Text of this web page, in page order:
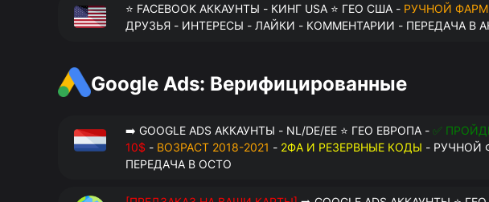
⭐ FACEBOOK АККАУНТЫ - КИНГ USA ⭐ ГЕО США - РУЧНОЙ
ДРУЗЬЯ - ИНТЕРЕСЫ - ЛАЙКИ - КОММЕНТАРИИ - ПЕРЕДАЧА В
Google Ads: Верифицированные
➡️ GOOGLE ADS АККАУНТЫ - NL/DE/EE ⭐ ГЕО ЕВРОПА - ✅
10$ - ВОЗРАСТ 2018-2021 - 2ФА И РЕЗЕРВНЫЕ КОДЫ - РУЧНОЙ
ПЕРЕДАЧА В OCTO